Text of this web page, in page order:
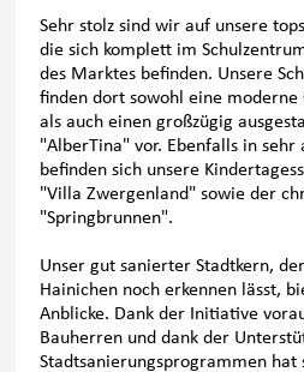
Sehr stolz sind wir auf unsere
die sich komplett im
des Marktes befinden. Unsere
finden dort sowohl eine moderne
als auch einen großzügig
"AlberTina" vor. Ebenfalls in sehr
befinden sich unsere
"Villa Zwergenland" sowie der
"Springbrunnen".
Unser gut sanierter Stadtkern,
Hainichen noch erkennen lässt,
Anblicke. Dank der Initiative
Bauherren und dank der
Stadtsanierungsprogrammen hat